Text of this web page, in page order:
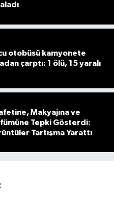
otobüsü kamyonete
çarptı: 1 ölü, 15 yaralı
Makyajına ve
Tepki Gösterdi:
Tartışma Yarattı